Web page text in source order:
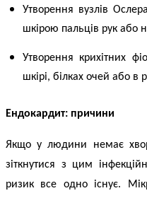
Утворення вузлів
шкірою пальців рук або
Утворення крихітних
шкірі, білках очей або в
Ендокардит: причини
Якщо у людини немає
зіткнутися з цим
ризик все одно існує.